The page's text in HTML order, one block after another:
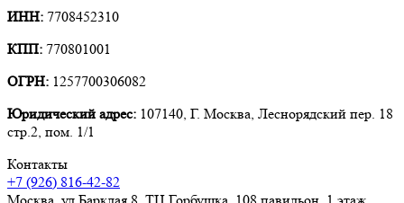
ИНН: 7708452310
КПП: 770801001
ОГРН: 1257700306082
Юридический адрес: 107140, Г. Москва, Леснорядский пер. 18
стр.2, пом. 1/1
Контакты
+7 (926) 816-42-82